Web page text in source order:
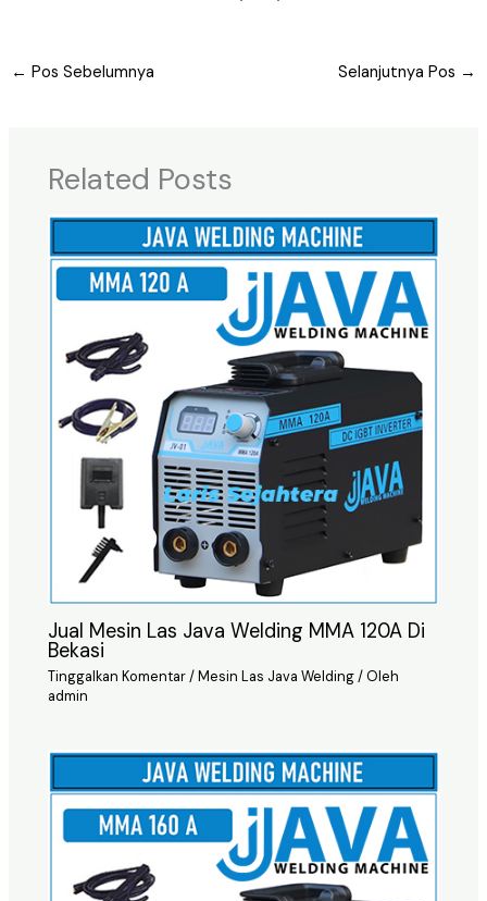
← Pos Sebelumnya Selanjutnya Pos →
Related Posts
Jual Mesin Las Java Welding MMA 120A Di
Bekasi
Tinggalkan Komentar/Mesin Las Java Welding/ Oleh
admin